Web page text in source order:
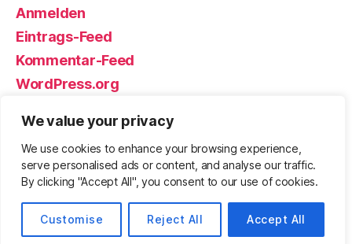
We value your privacy
We use cookies to enhance your browsing experience,
serve personalised ads or content, and analyse our traffic.
By clicking "Accept All", you consent to our use of cookies.
Customise Reject All Accept All
Anmelden
Eintrags-Feed
Kommentar-Feed
WordPress.org
© 2026Björn Eickhoff – Der Blog
rund um Messer, Equipment und ums
Überleben
Datenschutz
Nach oben